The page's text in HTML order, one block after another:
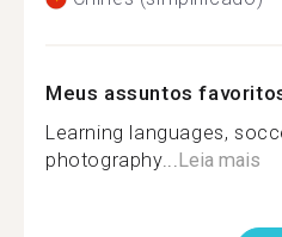
Meus assuntos
Learning languages,
photography...Leia mais